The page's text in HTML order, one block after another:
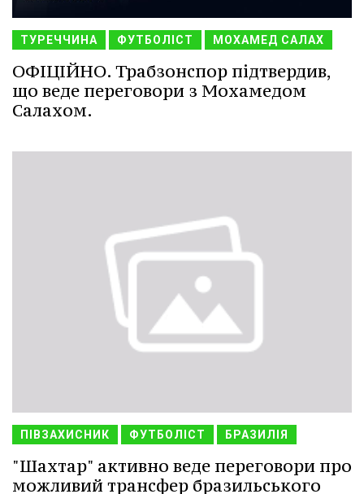
ТУРЕЧЧИНА ФУТБОЛІСТ МОХАМЕД САЛАХ
ОФІЦІЙНО. Трабзонспор підтвердив,
що веде переговори з Мохамедом
Салахом.
ПІВЗАХИСНИК ФУТБОЛІСТ БРАЗИЛІЯ
"Шахтар" активно веде переговори про
можливий трансфер бразильського